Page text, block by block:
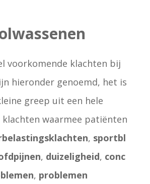
voorkomende klachten bij
hieronder genoemd, het is
greep uit een hele
waarmee patiënten
, sportbl
, duizeligheid, conc
, problemen